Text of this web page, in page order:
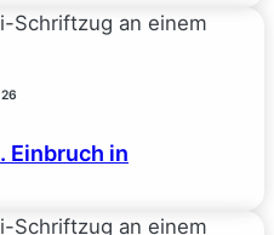
26
Einbruch in